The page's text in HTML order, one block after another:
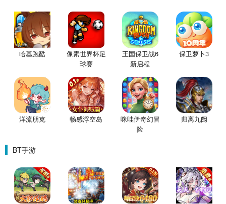
哈基跑酷
像素世界杯足
球赛
王国保卫战6
新启程
保卫萝卜3
洋流朋克 畅感浮空岛
咪哇伊奇幻冒
险
归离九阙
BT手游